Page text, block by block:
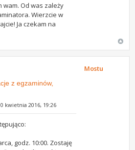
wam. Od was zależy
Wierzcie w
Ja czekam na
z egzaminów,
kwietnia 2016, 19:26
godz. 10:00. Zostaję
Mostu